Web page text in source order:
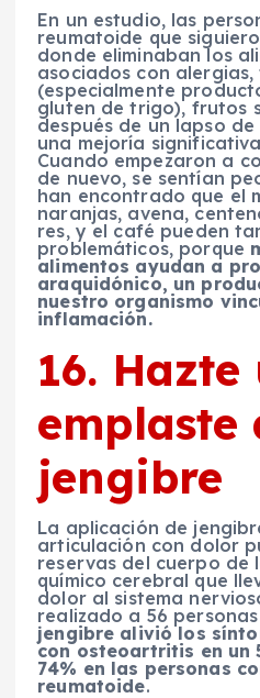
En un estudio, las
reumatoide que
donde eliminaban los
asociados con
(especialmente
gluten de trigo), frutos
después de un lapso
una mejoría
Cuando empezaron a
de nuevo, se sentían
han encontrado que el
naranjas, avena,
res, y el café pueden
problemáticos, porque
alimentos ayudan a
araquidónico, un
nuestro organismo
inflamación.
16. Hazte
emplaste
jengibre
La aplicación de
articulación con dolor
reservas del cuerpo de
químico cerebral que
dolor al sistema
realizado a 56
jengibre alivió los
con osteoartritis en un
74% en las personas
reumatoide.